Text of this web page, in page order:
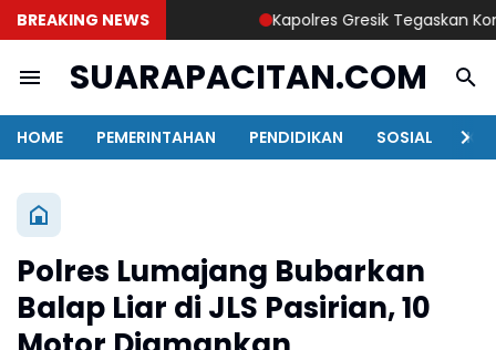
BREAKING NEWS Kapolres Gresik Tegaskan
SUARAPACITAN.COM
HOME PEMERINTAHAN PENDIDIKAN SOSIAL
Polres Lumajang Bubarkan
Balap Liar di JLS Pasirian, 10